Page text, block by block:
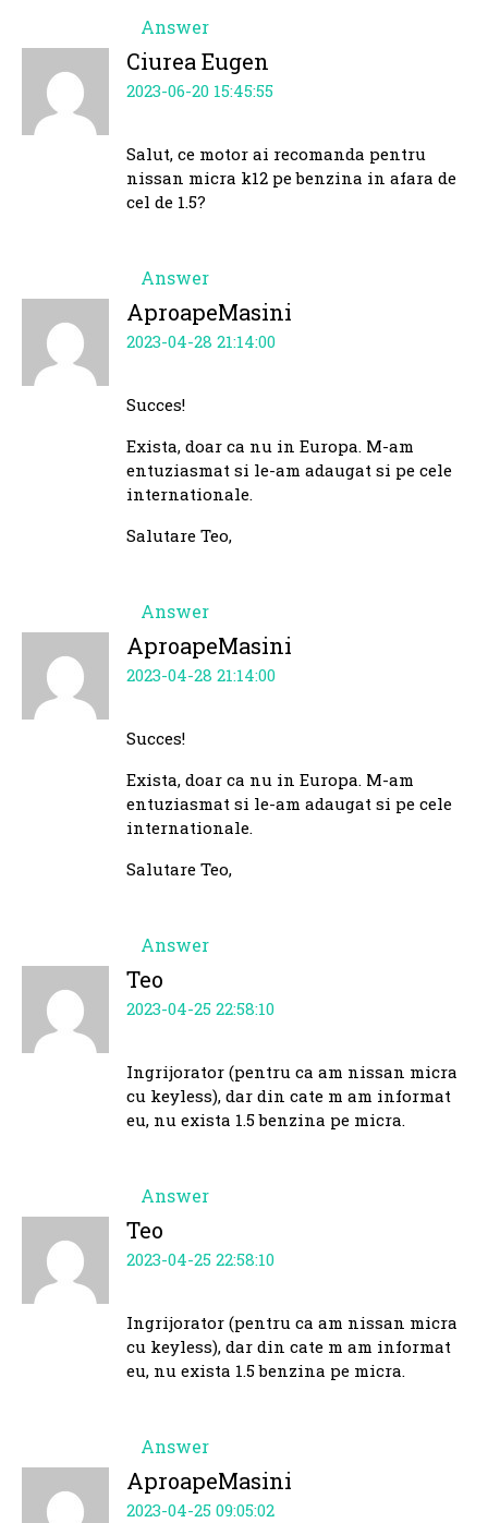
Answer
Ciurea Eugen
2023-06-20 15:45:55
Salut, ce motor ai recomanda pentru
nissan micra k12 pe benzina in afara de
cel de 1.5?
Answer
AproapeMasini
2023-04-28 21:14:00
Salutare Teo,
Exista, doar ca nu in Europa. M-am
entuziasmat si le-am adaugat si pe cele
internationale.
Succes!
Answer
AproapeMasini
2023-04-28 21:14:00
Salutare Teo,
Exista, doar ca nu in Europa. M-am
entuziasmat si le-am adaugat si pe cele
internationale.
Succes!
Answer
Teo
2023-04-25 22:58:10
Ingrijorator (pentru ca am nissan micra
cu keyless), dar din cate m am informat
eu, nu exista 1.5 benzina pe micra.
Answer
Teo
2023-04-25 22:58:10
Ingrijorator (pentru ca am nissan micra
cu keyless), dar din cate m am informat
eu, nu exista 1.5 benzina pe micra.
Answer
AproapeMasini
2023-04-25 09:05:02